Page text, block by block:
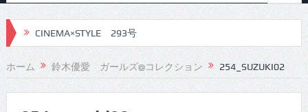
CINEMA×STYLE 293号
CINEMA×STYLE 292号
CINEMA×STYLE 291号
ホーム 鈴木優愛 ガールズ@コレクション 254_SUZUKI02